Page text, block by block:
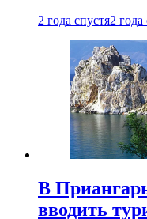
2 года спустя2 года
В
вводить